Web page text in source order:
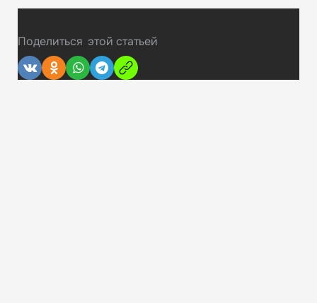
Поделиться этой статьей